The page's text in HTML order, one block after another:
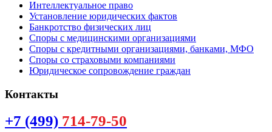
Интеллектуальное право
Установление юридических фактов
Банкротство физических лиц
Споры с медицинскими организациями
Споры с кредитными организациями, банками, МФО
Споры со страховыми компаниями
Юридическое сопровождение граждан
Контакты
+7 (499) 714-79-50